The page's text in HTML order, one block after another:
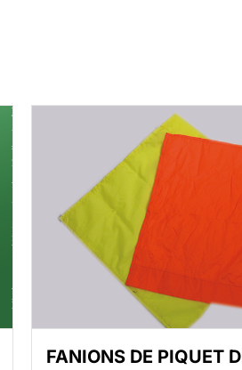
FANIONS DE PIQUET